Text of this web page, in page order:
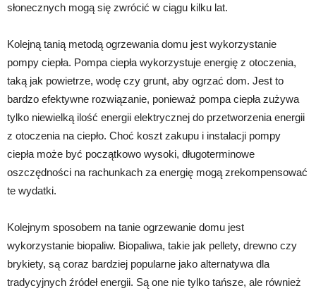
słonecznych mogą się zwrócić w ciągu kilku lat.
Kolejną tanią metodą ogrzewania domu jest wykorzystanie
pompy ciepła. Pompa ciepła wykorzystuje energię z otoczenia,
taką jak powietrze, wodę czy grunt, aby ogrzać dom. Jest to
bardzo efektywne rozwiązanie, ponieważ pompa ciepła zużywa
tylko niewielką ilość energii elektrycznej do przetworzenia energii
z otoczenia na ciepło. Choć koszt zakupu i instalacji pompy
ciepła może być początkowo wysoki, długoterminowe
oszczędności na rachunkach za energię mogą zrekompensować
te wydatki.
Kolejnym sposobem na tanie ogrzewanie domu jest
wykorzystanie biopaliw. Biopaliwa, takie jak pellety, drewno czy
brykiety, są coraz bardziej popularne jako alternatywa dla
tradycyjnych źródeł energii. Są one nie tylko tańsze, ale również